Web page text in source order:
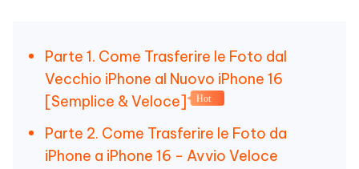
Parte 1. Come Trasferire le Foto dal
Vecchio iPhone al Nuovo iPhone 16
[Semplice & Veloce]
Hot
Parte 2. Come Trasferire le Foto da
iPhone a iPhone 16 - Avvio Veloce